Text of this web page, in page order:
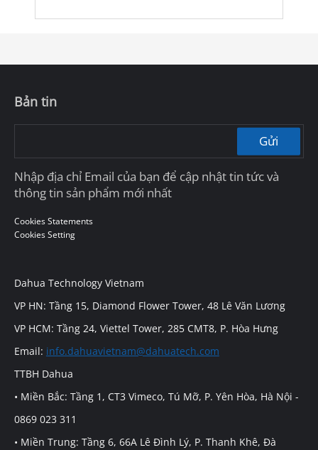
Bản tin
Gửi
Nhập địa chỉ Email của bạn để cập nhật tin tức và
thông tin sản phẩm mới nhất
Cookies Statements
Cookies Setting
Dahua Technology Vietnam
VP HN: Tầng 15, Diamond Flower Tower, 48 Lê Văn Lương
VP HCM: Tầng 24, Viettel Tower, 285 CMT8, P. Hòa Hưng
Email: info.dahuavietnam@dahuatech.com
TTBH Dahua
• Miền Bắc: Tầng 1, CT3 Vimeco, Tú Mỡ, P. Yên Hòa, Hà Nội -
0869 023 311
• Miền Trung: Tầng 6, 66A Lê Đình Lý, P. Thanh Khê, Đà